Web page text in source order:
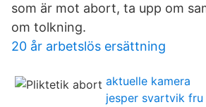
som är mot abort, ta upp om
om tolkning.
20 år arbetslös ersättning
aktuelle kamera
jesper svartvik fru